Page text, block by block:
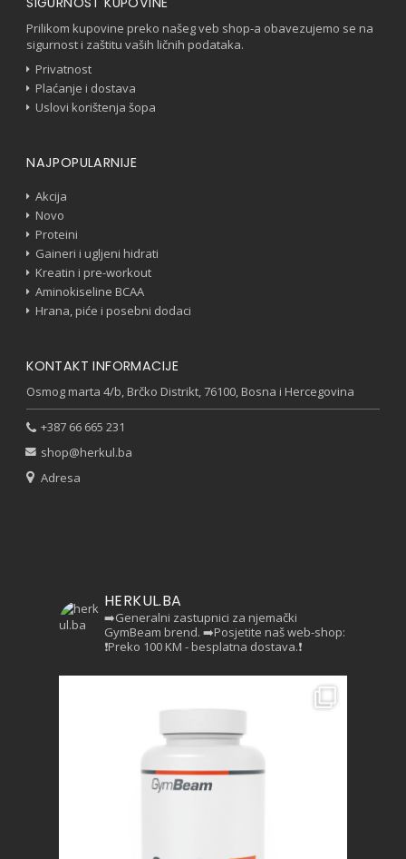
Prilikom kupovine preko našeg veb shop-a obavezujemo se na
sigurnost i zaštitu vaših ličnih podataka.
Privatnost
Plaćanje i dostava
Uslovi korištenja šopa
NAJPOPULARNIJE
Akcija
Novo
Proteini
Gaineri i ugljeni hidrati
Kreatin i pre-workout
Aminokiseline BCAA
Hrana, piće i posebni dodaci
KONTAKT INFORMACIJE
Osmog marta 4/b, Brčko Distrikt, 76100, Bosna i Hercegovina
+387 66 665 231
shop@herkul.ba
Adresa
HERKUL.BA
➡️Generalni zastupnici za njemački
GymBeam brend. ➡️Posjetite naš web-shop:
❗Preko 100 KM - besplatna dostava.❗